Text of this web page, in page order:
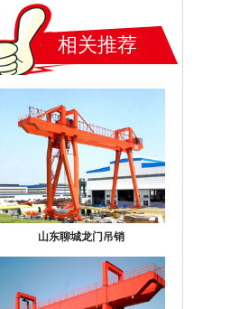
相关推荐
山东聊城龙门吊销